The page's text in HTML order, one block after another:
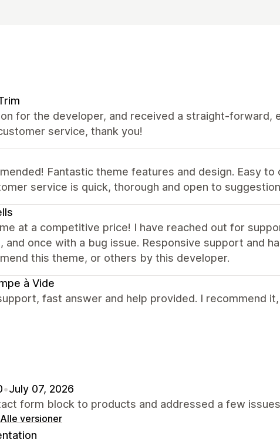
for the developer, and received a straight-forward,
service, thank you!
Fantastic theme features and design. Easy
service is quick, thorough and open to
at a competitive price! I have reached out for
and once with a bug issue. Responsive support and
this theme, or others by this developer.
à Vide
fast answer and help provided. I recommend
•July 07, 2026
form block to products and addressed a few issues
Alle versioner